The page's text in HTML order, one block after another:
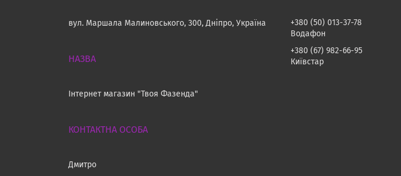
вул. Маршала Малиновського, 300, Дніпро, Україна
Інтернет магазин "Твоя Фазенда"
Дмитро
+380 (50) 013-37-78
Водафон
+380 (67) 982-66-95
Київстар